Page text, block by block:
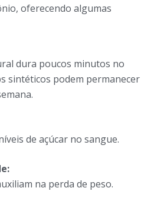
oferecendo algumas
dura poucos minutos no
sintéticos podem permanecer
de açúcar no sangue.
na perda de peso.